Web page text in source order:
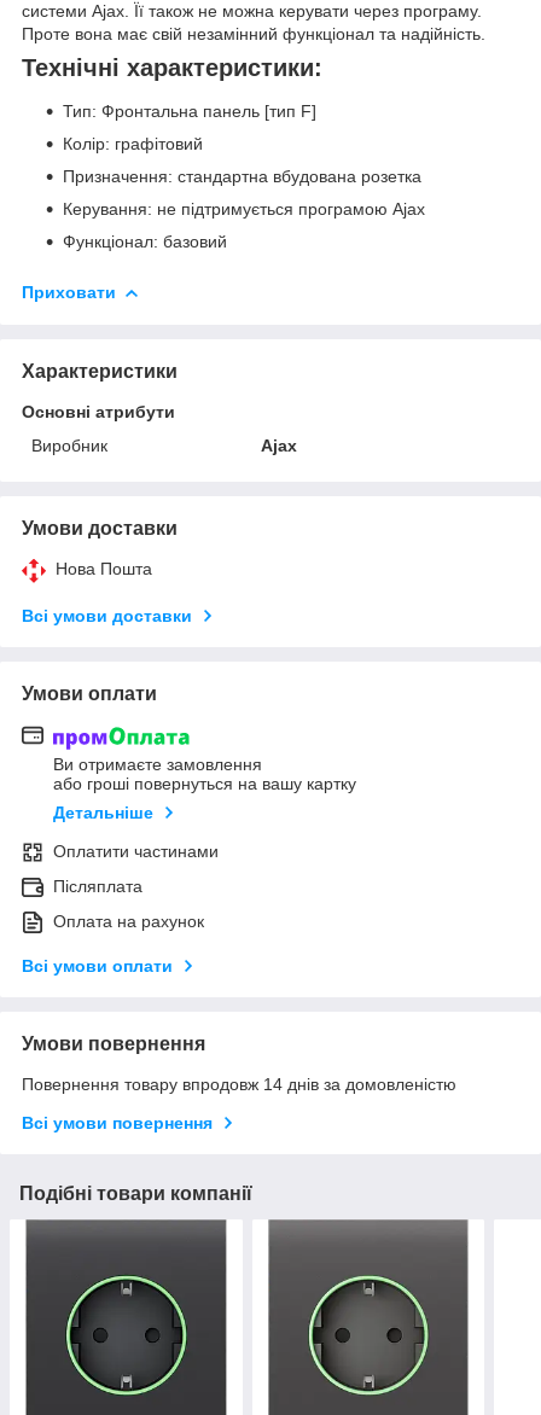
системи Ajax. Її також не можна керувати через програму.
Проте вона має свій незамінний функціонал та надійність.
Технічні характеристики:
Тип: Фронтальна панель [тип F]
Колір: графітовий
Призначення: стандартна вбудована розетка
Керування: не підтримується програмою Ajax
Функціонал: базовий
Приховати
Характеристики
Основні атрибути
Виробник
Ajax
Умови доставки
Нова Пошта
Всі умови доставки
Умови оплати
Ви отримаєте замовлення
або гроші повернуться на вашу картку
Детальніше
Оплатити частинами
Післяплата
Оплата на рахунок
Всі умови оплати
Умови повернення
Повернення товару впродовж 14 днів за домовленістю
Всі умови повернення
Подібні товари компанії